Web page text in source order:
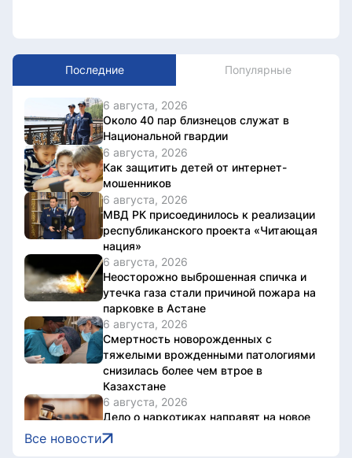
Последние Популярные
6 августа, 2026
Около 40 пар близнецов служат в
Национальной гвардии
6 августа, 2026
Как защитить детей от интернет-
мошенников
6 августа, 2026
МВД РК присоединилось к реализации
республиканского проекта «Читающая
нация»
6 августа, 2026
Неосторожно выброшенная спичка и
утечка газа стали причиной пожара на
парковке в Астане
6 августа, 2026
Смертность новорожденных с
тяжелыми врожденными патологиями
снизилась более чем втрое в
Казахстане
6 августа, 2026
Дело о наркотиках направят на новое
рассмотрение: подсудимому не дали
последнее слово
Все новости